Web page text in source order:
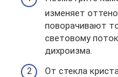
изменяет
поворачивают
световому
дихроизма.
От стекла